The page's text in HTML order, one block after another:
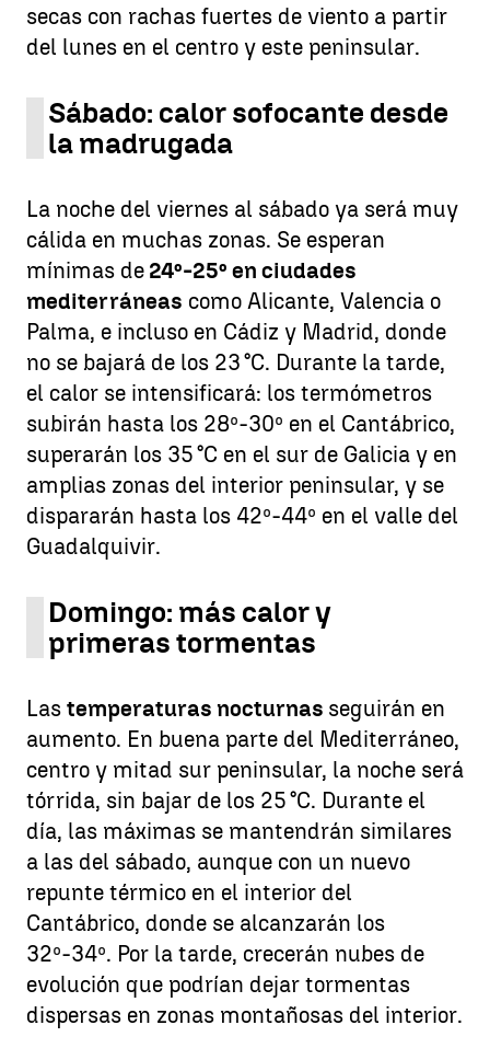
secas con rachas fuertes de viento a partir
del lunes en el centro y este peninsular.
Sábado: calor sofocante desde
la madrugada
La noche del viernes al sábado ya será muy
cálida en muchas zonas. Se esperan
mínimas de 24º-25º en ciudades
mediterráneas como Alicante, Valencia o
Palma, e incluso en Cádiz y Madrid, donde
no se bajará de los 23 °C. Durante la tarde,
el calor se intensificará: los termómetros
subirán hasta los 28º-30º en el Cantábrico,
superarán los 35 °C en el sur de Galicia y en
amplias zonas del interior peninsular, y se
dispararán hasta los 42º-44º en el valle del
Guadalquivir.
Domingo: más calor y
primeras tormentas
Las temperaturas nocturnas seguirán en
aumento. En buena parte del Mediterráneo,
centro y mitad sur peninsular, la noche será
tórrida, sin bajar de los 25 °C. Durante el
día, las máximas se mantendrán similares
a las del sábado, aunque con un nuevo
repunte térmico en el interior del
Cantábrico, donde se alcanzarán los
32º-34º. Por la tarde, crecerán nubes de
evolución que podrían dejar tormentas
dispersas en zonas montañosas del interior.